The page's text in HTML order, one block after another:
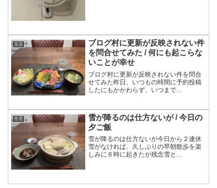
生活
ブログ村に更新が反映されない件
を問合せてみた / 何にも起こらな
いことが幸せ
ブログ村に更新が反映されない件を問合
せてみた昨日、いつもの時間に予約投稿
したにもかかわらず、いつまで...
生活
雪が降るのは仕方ないが / 今日の
夕ご飯
雪が降るのは仕方ないが今日から２連休
雪がなければ、久しぶりの早朝散歩を楽
しみに６時に起きたが残念雪と...